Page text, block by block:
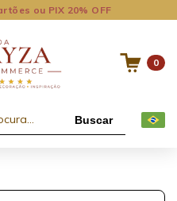
ou PIX 20% OFF
0
Buscar